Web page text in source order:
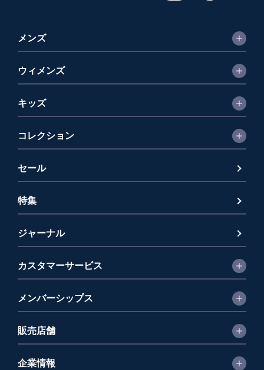
メンズ
ウィメンズ
キッズ
コレクション
セール
特集
ジャーナル
カスタマーサービス
メンバーシップス
販売店舗
企業情報